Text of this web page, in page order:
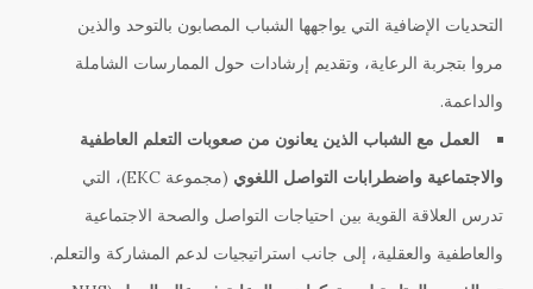
التحديات الإضافية التي يواجهها الشباب المصابون بالتوحد والذين
مروا بتجربة الرعاية، وتقديم إرشادات حول الممارسات الشاملة
والداعمة.
العمل مع الشباب الذين يعانون من صعوبات التعلم العاطفية
والاجتماعية واضطرابات التواصل اللغوي
(مجموعة EKC)، التي
تدرس العلاقة القوية بين احتياجات التواصل والصحة الاجتماعية
والعاطفية والعقلية، إلى جانب استراتيجيات لدعم المشاركة والتعلم.